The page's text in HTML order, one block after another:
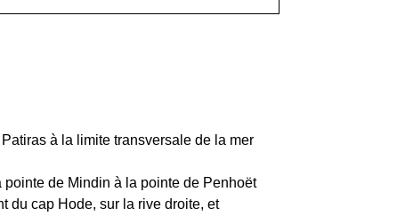
à la limite transversale de la mer
de Mindin à la pointe de Penhoët
du cap Hode, sur la rive droite, et